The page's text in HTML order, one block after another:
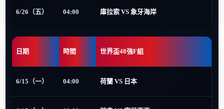
6/26（五） 04:00 庫拉索 VS 象牙海岸
日期 時間 世界盃48強F組
6/15（一） 04:00 荷蘭 VS 日本